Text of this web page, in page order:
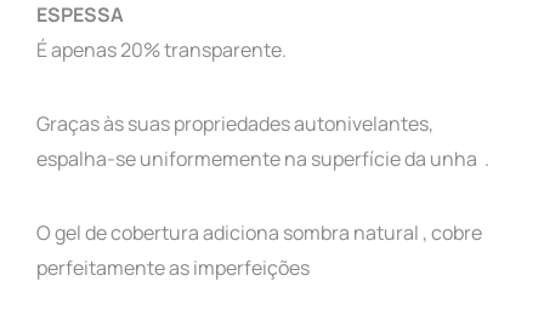
ESPESSA
É apenas 20% transparente.
Graças às suas propriedades autonivelantes,
espalha-se uniformemente na superfície da unha .
O gel de cobertura adiciona sombra natural , cobre
perfeitamente as imperfeições